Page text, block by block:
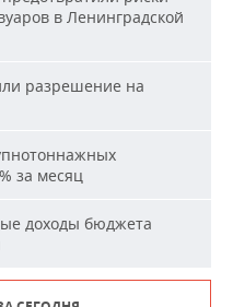
в Ленинградской
разрешение на
за месяц
доходы бюджета